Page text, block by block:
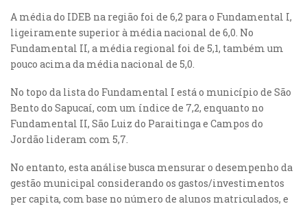
A média do IDEB na região foi de 6,2 para o Fundamental I,
ligeiramente superior à média nacional de 6,0. No
Fundamental II, a média regional foi de 5,1, também um
pouco acima da média nacional de 5,0.
No topo da lista do Fundamental I está o município de São
Bento do Sapucaí, com um índice de 7,2, enquanto no
Fundamental II, São Luiz do Paraitinga e Campos do
Jordão lideram com 5,7.
No entanto, esta análise busca mensurar o desempenho da
gestão municipal considerando os gastos/investimentos
per capita, com base no número de alunos matriculados, e